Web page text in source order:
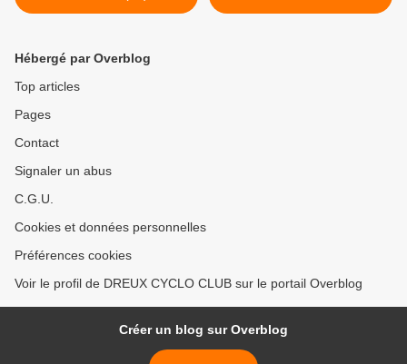
juillet
saison >
Hébergé par Overblog
Top articles
Pages
Contact
Signaler un abus
C.G.U.
Cookies et données personnelles
Préférences cookies
Voir le profil de DREUX CYCLO CLUB sur le portail Overblog
Créer un blog sur Overblog